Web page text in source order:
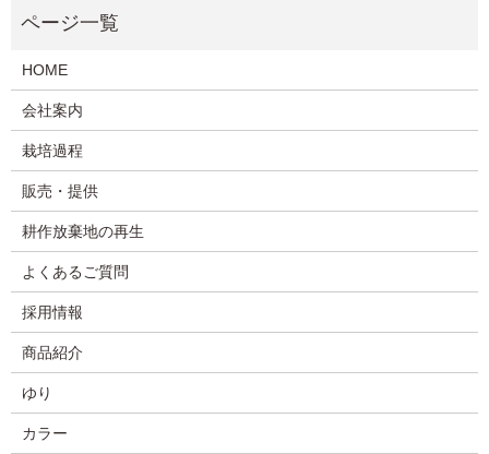
HOME
会社案内
栽培過程
販売・提供
耕作放棄地の再生
よくあるご質問
採用情報
商品紹介
ゆり
カラー